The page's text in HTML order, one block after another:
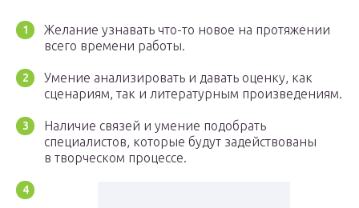
Желание узнавать что-то новое на протяжении
всего времени работы.
Умение анализировать и давать оценку, как
сценариям, так и литературным произведениям.
Наличие связей и умение подобрать
специалистов, которые будут задействованы
в творческом процессе.